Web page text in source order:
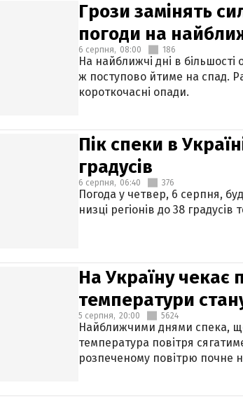
Грози замінять
погоди на
6 серпня, 08:00 186
На найближчі дні в
ж поступово йтиме на спад.
короткочасні опади.
Пік спеки в
градусів
6 серпня, 06:40 376
Погода у четвер, 6 серпня,
низці регіонів до 38 градусів
На Україну чекає
температури
5 серпня, 20:00 5624
Найближчими днями спека,
температура повітря
розпеченому повітрю почне